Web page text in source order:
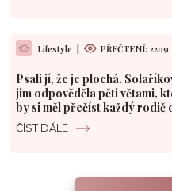
Lifestyle | PŘEČTENÍ: 2209
Psali jí, že je plochá.
jim odpověděla pěti větami,
by si měl přečíst každý rodič
ČÍST DÁLE